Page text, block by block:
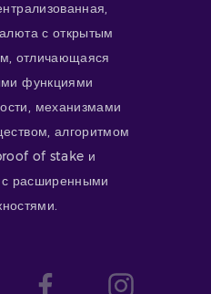
с открытым
отличающаяся
функциями
механизмами
алгоритмом
of stake и
расширенными